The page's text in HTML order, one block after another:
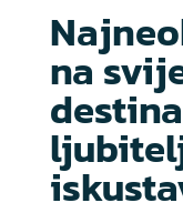
na